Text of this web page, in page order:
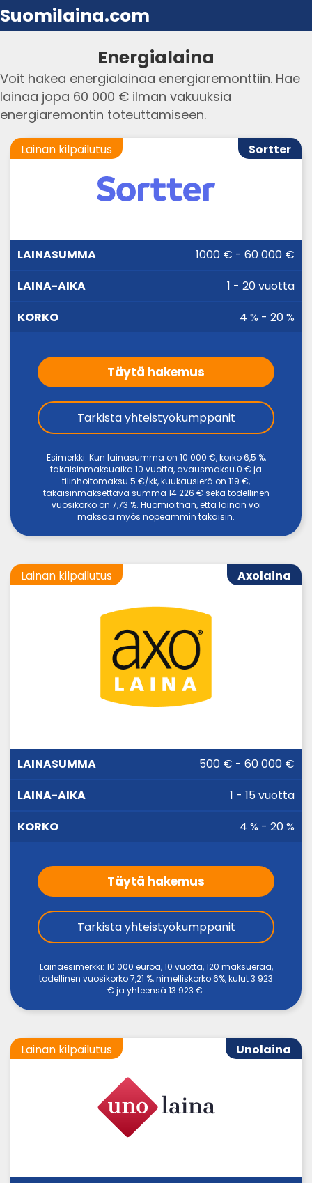
Suomilaina.com
Energialaina
Voit hakea energialainaa energiaremonttiin. Hae
lainaa jopa 60 000 € ilman vakuuksia
energiaremontin toteuttamiseen.
Sortter
Lainan kilpailutus
LAINASUMMA KORKO1000 € - 60 000 €
1 - 20 vuotta
4 % - 20 %
Täytä hakemus
Tarkista yhteistyökumppanit
Esimerkki: Kun lainasumma on 10 000 €, korko 6,5 %,
takaisinmaksuaika 10 vuotta, avausmaksu 0 € ja
tilinhoitomaksu 5 €/kk, kuukausierä on 119 €,
takaisinmaksettava summa 14 226 € sekä todellinen
vuosikorko on 7,73 %. Huomioithan, että lainan voi
maksaa myös nopeammin takaisin.
Axolaina
Lainan kilpailutus
LAINASUMMA KORKO500 € - 60 000 €
1 - 15 vuotta
4 % - 20 %
Täytä hakemus
Tarkista yhteistyökumppanit
Lainaesimerkki: 10 000 euroa, 10 vuotta, 120 maksuerää,
todellinen vuosikorko 7,21 %, nimelliskorko 6%, kulut 3 923
€ ja yhteensä 13 923 €.
Unolaina
Lainan kilpailutus